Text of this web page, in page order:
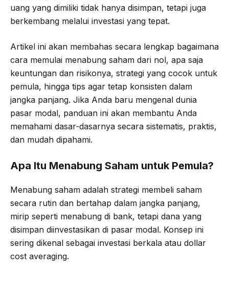
uang yang dimiliki tidak hanya disimpan, tetapi juga
berkembang melalui investasi yang tepat.
Artikel ini akan membahas secara lengkap bagaimana
cara memulai menabung saham dari nol, apa saja
keuntungan dan risikonya, strategi yang cocok untuk
pemula, hingga tips agar tetap konsisten dalam
jangka panjang. Jika Anda baru mengenal dunia
pasar modal, panduan ini akan membantu Anda
memahami dasar-dasarnya secara sistematis, praktis,
dan mudah dipahami.
Apa Itu Menabung Saham untuk Pemula?
Menabung saham adalah strategi membeli saham
secara rutin dan bertahap dalam jangka panjang,
mirip seperti menabung di bank, tetapi dana yang
disimpan diinvestasikan di pasar modal. Konsep ini
sering dikenal sebagai investasi berkala atau dollar
cost averaging.